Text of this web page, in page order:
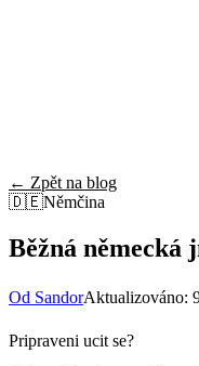
← Zpět na blog
🇩🇪Němčina
Běžná
Od SandorAktualizováno:
Pripraveni ucit se?